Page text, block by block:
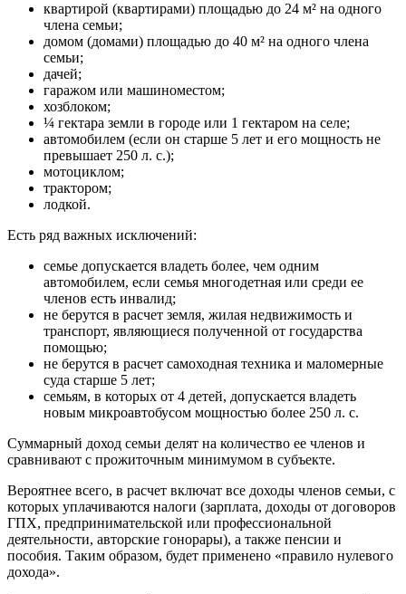
квартирой (квартирами) площадью до 24 м² на одного
члена семьи;
домом (домами) площадью до 40 м² на одного члена
семьи;
дачей;
гаражом или машиноместом;
хозблоком;
¼ гектара земли в городе или 1 гектаром на селе;
автомобилем (если он старше 5 лет и его мощность не
превышает 250 л. с.);
мотоциклом;
трактором;
лодкой.
Есть ряд важных исключений:
семье допускается владеть более, чем одним
автомобилем, если семья многодетная или среди ее
членов есть инвалид;
не берутся в расчет земля, жилая недвижимость и
транспорт, являющиеся полученной от государства
помощью;
не берутся в расчет самоходная техника и маломерные
суда старше 5 лет;
семьям, в которых от 4 детей, допускается владеть
новым микроавтобусом мощностью более 250 л. с.
Суммарный доход семьи делят на количество ее членов и
сравнивают с прожиточным минимумом в субъекте.
Вероятнее всего, в расчет включат все доходы членов семьи, с
которых уплачиваются налоги (зарплата, доходы от договоров
ГПХ, предпринимательской или профессиональной
деятельности, авторские гонорары), а также пенсии и
пособия. Таким образом, будет применено «правило нулевого
дохода».